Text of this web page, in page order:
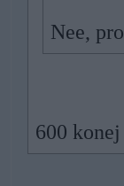
Nee,
600 konej